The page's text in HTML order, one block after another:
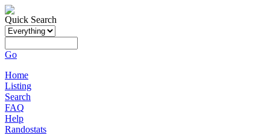
Quick Search
Go
Home
Listing
Search
FAQ
Help
Randostats